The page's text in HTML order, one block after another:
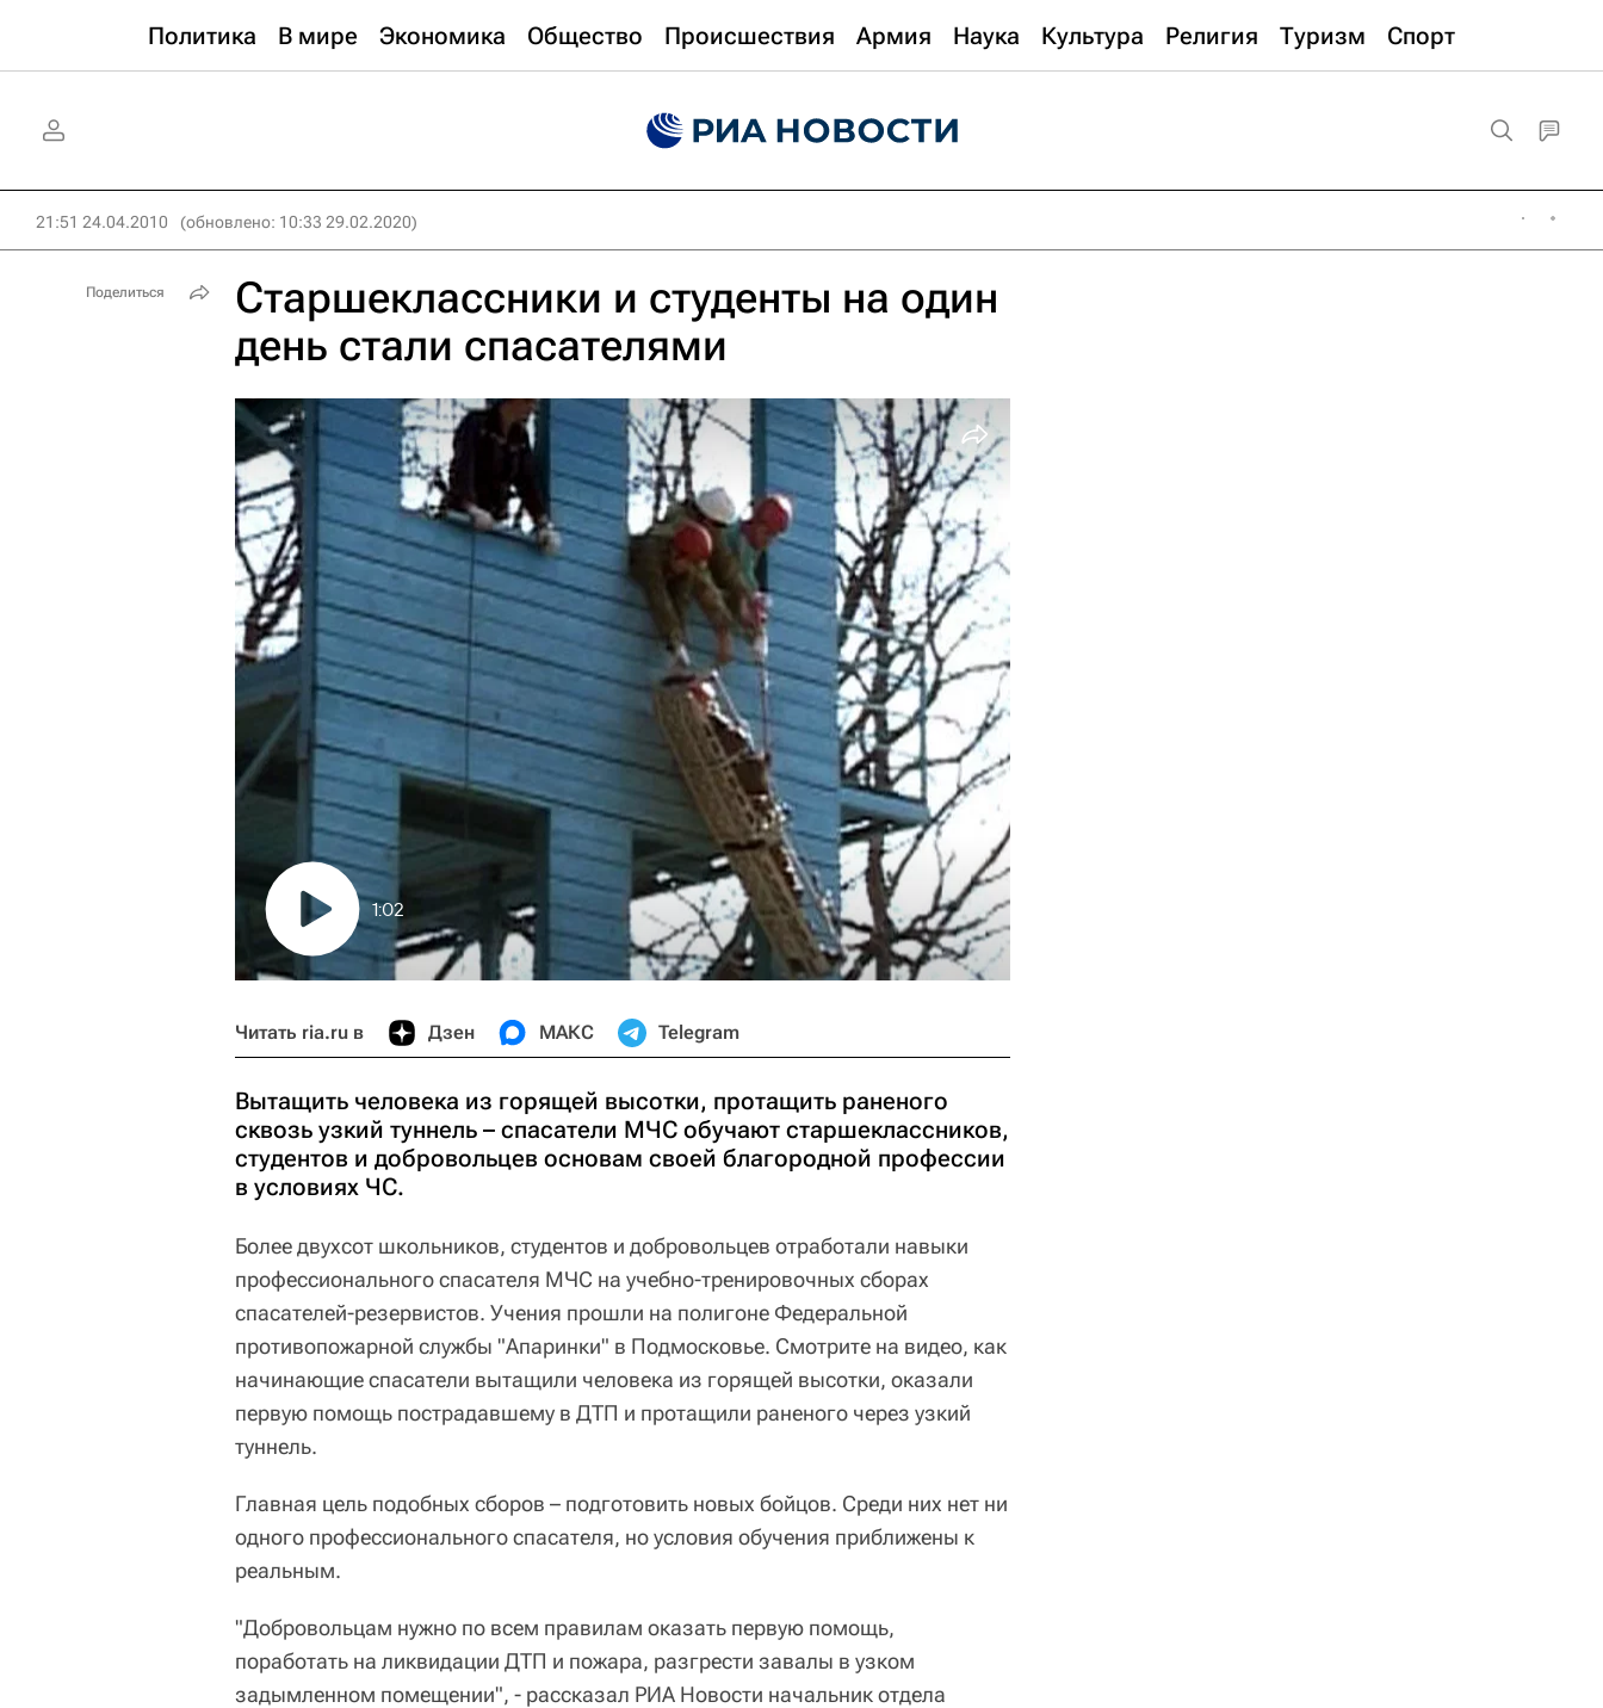
Политика В мире Экономика Общество Происшествия Армия Наука Культура Религия Туризм Спорт
21:51 24.04.2010 (обновлено: 10:33 29.02.2020)
Старшеклассники и студенты на один
день стали спасателями
1:02
Читать ria.ru в Дзен МАКС Telegram
Вытащить человека из горящей высотки, протащить раненого
сквозь узкий туннель – спасатели МЧС обучают старшеклассников,
студентов и добровольцев основам своей благородной профессии
в условиях ЧС.
Более двухсот школьников, студентов и добровольцев отработали навыки
профессионального спасателя МЧС на учебно-тренировочных сборах
спасателей-резервистов. Учения прошли на полигоне Федеральной
противопожарной службы "Апаринки" в Подмосковье. Смотрите на видео, как
начинающие спасатели вытащили человека из горящей высотки, оказали
первую помощь пострадавшему в ДТП и протащили раненого через узкий
туннель.
Главная цель подобных сборов – подготовить новых бойцов. Среди них нет ни
одного профессионального спасателя, но условия обучения приближены к
реальным.
"Добровольцам нужно по всем правилам оказать первую помощь,
поработать на ликвидации ДТП и пожара, разгрести завалы в узком
задымленном помещении", - рассказал РИА Новости начальник отдела
Поделиться